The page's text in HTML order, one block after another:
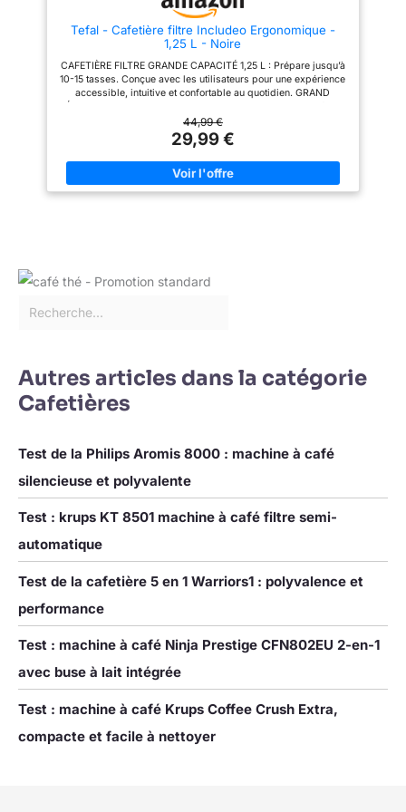
Tefal - Cafetière filtre Includeo Ergonomique -
1,25 L - Noire
CAFETIÈRE FILTRE GRANDE CAPACITÉ 1,25 L : Prépare jusqu’à
10-15 tasses. Conçue avec les utilisateurs pour une expérience
accessible, intuitive et confortable au quotidien. GRAND
RÉSERVOIR D’EAU TRANSPARENT : Pour un remplissage facile
et une meilleure lisibilité grâce aux grands indicateurs de
niveaux d’eau. ERGONOMIE INCLUSIVE : Porte-filtre amovible
avec double anses, poignées ergonomique, large bouton
marche/arrêt, permettant une maniabilité accrue. LARGE
BOUTON POUSSOIR D'OUVERTURE : Ouverture simplifiée et
sans effort, pratique et accessible. BASE STABLE ET
44,99 €
29,99 €
Autres articles dans la catégorie
Cafetières
Test de la Philips Aromis 8000 : machine à café
silencieuse et polyvalente
Test : krups KT 8501 machine à café filtre semi-
automatique
Test de la cafetière 5 en 1 Warriors1 : polyvalence et
performance
Test : machine à café Ninja Prestige CFN802EU 2-en-1
avec buse à lait intégrée
Test : machine à café Krups Coffee Crush Extra,
compacte et facile à nettoyer